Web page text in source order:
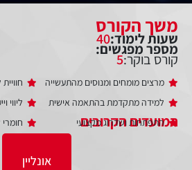
אונליין
משך הקורס
שעות לימוד:40
מספר מפגשים:
קורס בוקר:5
מרצים מומחים ומנוסים מהתעשייה
למידה מתקדמת בהתאמה אישית
התפתחות ושדרוג מקצועי
ליווי
חומרי